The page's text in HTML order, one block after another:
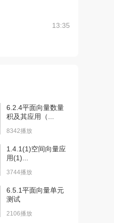
13:35
14:26
6.2.4平面向量数量
积及其应用（...
8342播放
1.4.1(1)空间向量应
用(1)...
3744播放
6.5.1平面向量单元
测试
2106播放